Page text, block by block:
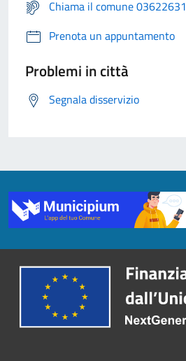
Chiama il comune 03622631
Prenota un appuntamento
Problemi in città
Segnala disservizio